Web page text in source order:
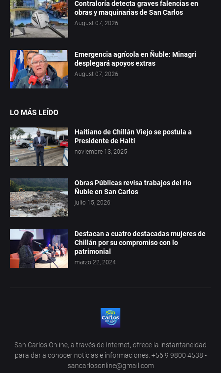
Contraloría detecta graves falencias en
obras y maquinarias de San Carlos
August 07, 2026
Emergencia agrícola en Ñuble: Minagri
desplegará apoyos extras
August 07, 2026
LO MÁS LEÍDO
Haitiano de Chillán Viejo se postula a
Presidente de Haití
noviembre 13, 2025
Obras Públicas revisa trabajos del río
Ñuble en San Carlos
julio 15, 2026
Destacan a cuatro destacadas mujeres de
Chillán por su compromiso con lo
patrimonial
marzo 22, 2024
San Carlos Online, a través de Internet, ofrece la instantaneidad
para dar a conocer noticias e informaciones. +56 9 9800 4538 -
sancarlosonline@gmail.com